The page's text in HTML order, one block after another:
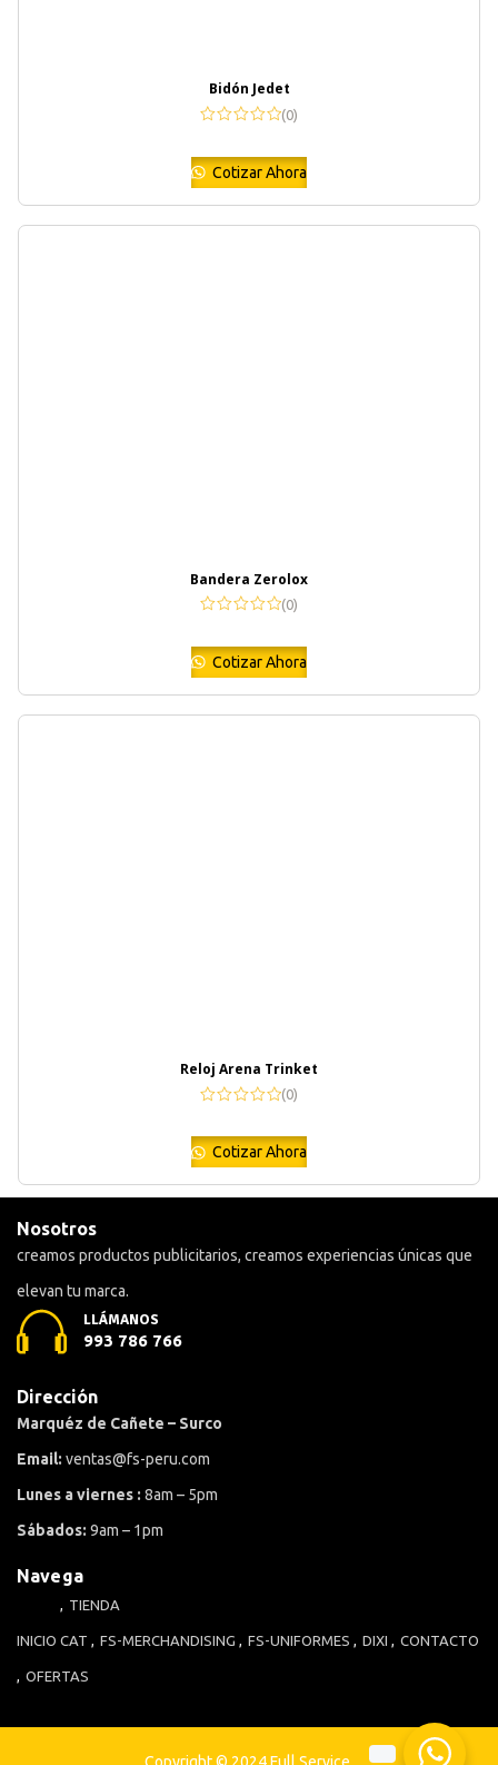
Bidón Jedet
(0)
Cotizar Ahora
Bandera Zerolox
(0)
Cotizar Ahora
Reloj Arena Trinket
(0)
Cotizar Ahora
Nosotros
creamos productos publicitarios, creamos experiencias únicas que
elevan tu marca.
LLÁMANOS
993 786 766
Dirección
Marquéz de Cañete – Surco
Email: ventas@fs-peru.com
Lunes a viernes : 8am – 5pm
Sábados: 9am – 1pm
Navega
INICIO
TIENDA
CAT FS-MERCHANDISING FS-UNIFORMES DIXI CONTACTO
OFERTAS